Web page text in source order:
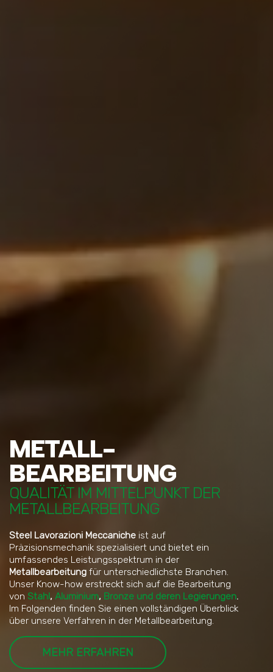
METALL-
BEARBEITUNG
QUALITÄT IM MITTELPUNKT DER
METALLBEARBEITUNG
Steel Lavorazioni Meccaniche ist auf
Präzisionsmechanik spezialisiert und bietet ein
umfassendes Leistungsspektrum in der
Metallbearbeitung für unterschiedlichste Branchen.
Unser Know-how erstreckt sich auf die Bearbeitung
von Stahl, Aluminium, Bronze und deren Legierungen.
Im Folgenden finden Sie einen vollständigen Überblick
über unsere Verfahren in der Metallbearbeitung.
MEHR ERFAHREN